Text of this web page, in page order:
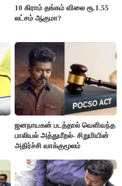
10 கிராம் தங்கம் விலை ரூ.1.55
லட்சம் ஆகுமா?
ஜனநாயகன் படத்தால் வெளிவந்த
பாலியல் அத்துமீறல்- சிறுமியின்
அதிர்ச்சி வாக்குமூலம்